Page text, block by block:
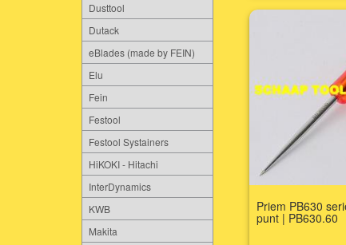
Dusttool
Dutack
eBlades (made by FEIN)
Elu
Fein
Festool
Festool Systainers
HiKOKI - Hitachi
InterDynamics
KWB
Makita
Priem PB630
punt | PB630.60